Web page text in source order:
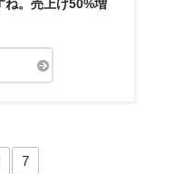
ね。売上げ50%増
7